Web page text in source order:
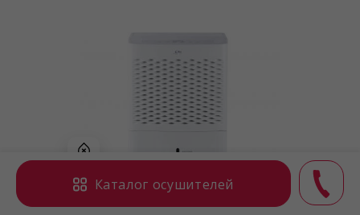
30 L
Каталог осушителей